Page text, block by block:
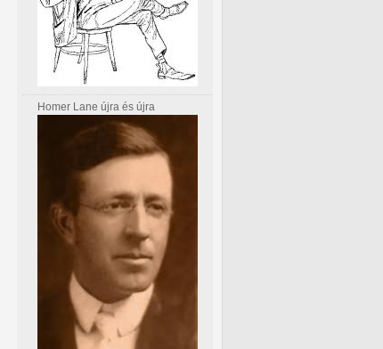
Homer Lane újra és újra